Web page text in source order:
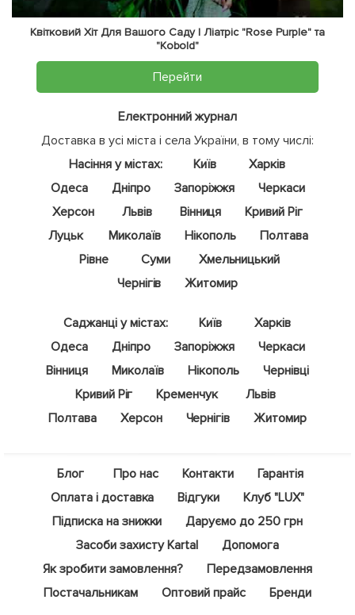
Квітковий Хіт Для Вашого Саду | Ліатріс "Rose Purple" та
"Kobold"
Перейти
Електронний журнал
Доставка в усі міста і села України, в тому числі:
Насіння у містах:
Київ
Харків
Одеса
Дніпро Запоріжжя
Черкаси
Херсон
Львів Вінниця
Кривий Ріг
Луцьк
Миколаїв Нікополь
Полтава
Рівне
Суми
Хмельницький
Чернігів
Житомир
Саджанці у містах: Київ
Харків
Одеса
Дніпро Запоріжжя
Черкаси
Вінниця
Миколаїв Нікополь
Чернівці
Кривий Ріг
Кременчук
Львів
Полтава
Херсон Чернігів Житомир
Блог Про нас Контакти
Гарантія
Оплата і доставка
Відгуки
Клуб "LUX"
Підписка на знижки
Даруємо до 250 грн
Засоби захисту Kartal
Допомога
Як зробити замовлення?
Передзамовлення
Постачальникам
Оптовий прайс Бренди